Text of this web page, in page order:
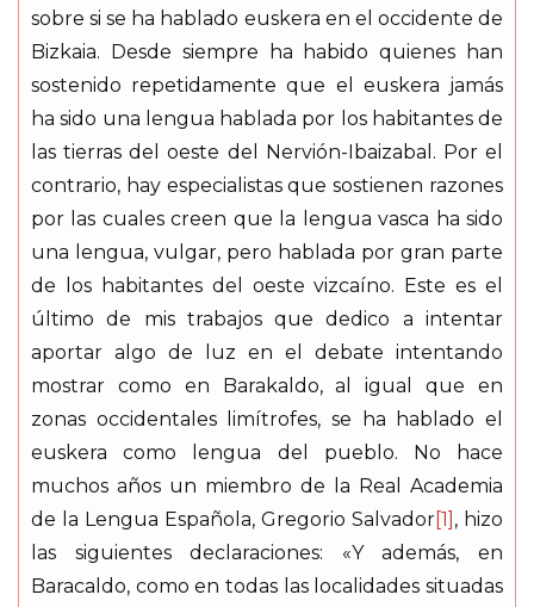
sobre si se ha hablado euskera en el occidente de
Bizkaia. Desde siempre ha habido quienes han
sostenido repetidamente que el euskera jamás
ha sido una lengua hablada por los habitantes de
las tierras del oeste del Nervión-Ibaizabal. Por el
contrario, hay especialistas que sostienen razones
por las cuales creen que la lengua vasca ha sido
una lengua, vulgar, pero hablada por gran parte
de los habitantes del oeste vizcaíno. Este es el
último de mis trabajos que dedico a intentar
aportar algo de luz en el debate intentando
mostrar como en Barakaldo, al igual que en
zonas occidentales limítrofes, se ha hablado el
euskera como lengua del pueblo. No hace
muchos años un miembro de la Real Academia
de la Lengua Española, Gregorio Salvador [1] , hizo
las siguientes declaraciones: «Y además, en
Baracaldo, como en todas las localidades situadas